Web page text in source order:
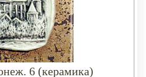
6 (керамика)